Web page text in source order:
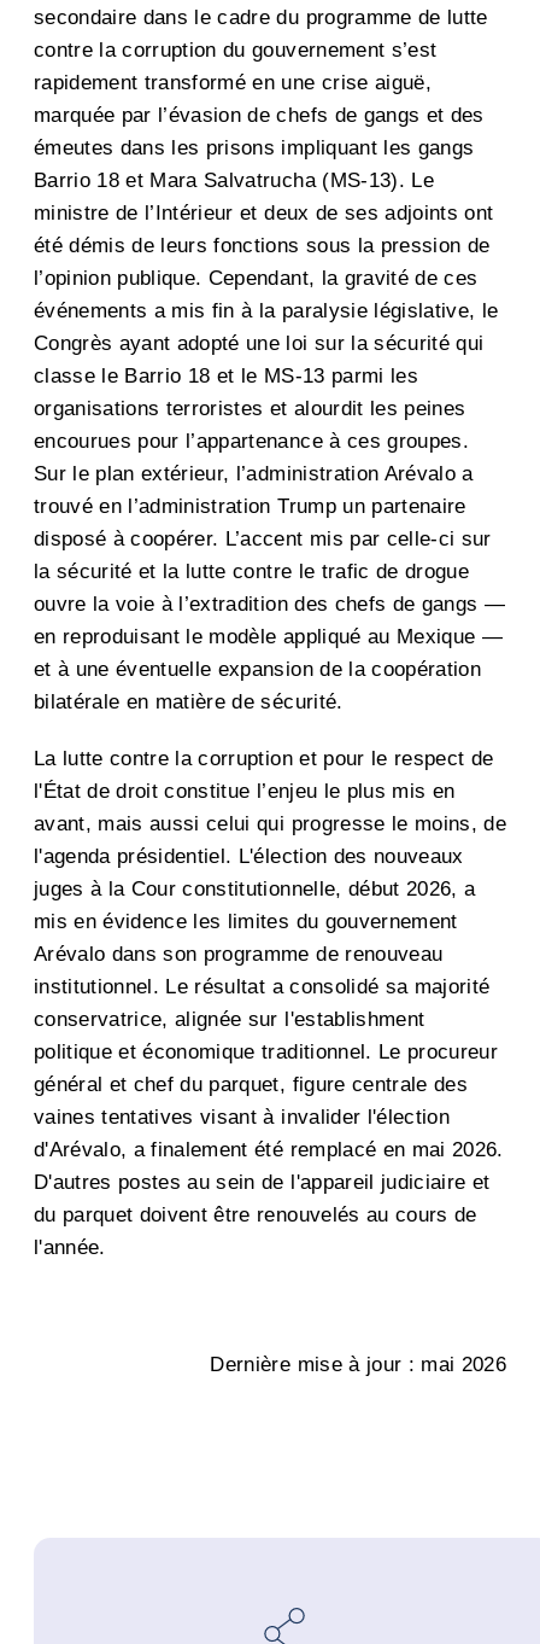
secondaire dans le cadre du programme de lutte
contre la corruption du gouvernement s’est
rapidement transformé en une crise aiguë,
marquée par l’évasion de chefs de gangs et des
émeutes dans les prisons impliquant les gangs
Barrio 18 et Mara Salvatrucha (MS-13). Le
ministre de l’Intérieur et deux de ses adjoints ont
été démis de leurs fonctions sous la pression de
l’opinion publique. Cependant, la gravité de ces
événements a mis fin à la paralysie législative, le
Congrès ayant adopté une loi sur la sécurité qui
classe le Barrio 18 et le MS-13 parmi les
organisations terroristes et alourdit les peines
encourues pour l’appartenance à ces groupes.
Sur le plan extérieur, l’administration Arévalo a
trouvé en l’administration Trump un partenaire
disposé à coopérer. L’accent mis par celle-ci sur
la sécurité et la lutte contre le trafic de drogue
ouvre la voie à l’extradition des chefs de gangs —
en reproduisant le modèle appliqué au Mexique —
et à une éventuelle expansion de la coopération
bilatérale en matière de sécurité.
La lutte contre la corruption et pour le respect de
l'État de droit constitue l’enjeu le plus mis en
avant, mais aussi celui qui progresse le moins, de
l'agenda présidentiel. L'élection des nouveaux
juges à la Cour constitutionnelle, début 2026, a
mis en évidence les limites du gouvernement
Arévalo dans son programme de renouveau
institutionnel. Le résultat a consolidé sa majorité
conservatrice, alignée sur l'establishment
politique et économique traditionnel. Le procureur
général et chef du parquet, figure centrale des
vaines tentatives visant à invalider l'élection
d'Arévalo, a finalement été remplacé en mai 2026.
D'autres postes au sein de l'appareil judiciaire et
du parquet doivent être renouvelés au cours de
l'année.
Dernière mise à jour : mai 2026